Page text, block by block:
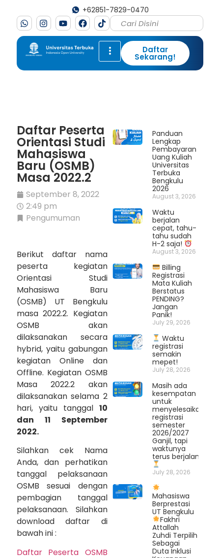
+62851-7829-0470
Daftar
Sekarang!
Daftar Peserta
Orientasi Studi
Mahasiswa
Baru (OSMB)
Masa 2022.2
September 8, 2022
2:49 pm
Pengumuman
Berikut daftar nama
peserta kegiatan
Orientasi Studi
Mahasiswa Baru
(OSMB) UT Bengkulu
masa 2022.2. Kegiatan
OSMB akan
dilaksanakan secara
hybrid, yaitu gabungan
kegiatan Online dan
Offline. Kegiatan OSMB
Masa 2022.2 akan
dilaksanakan selama 2
hari, yaitu tanggal 10
dan 11 September
2022.
Silahkan cek Nama
Anda, dan perhatikan
tanggal pelaksanaan
OSMB sesuai dengan
pembagian tanggal
pelaksanaan. Silahkan
download daftar di
bawah ini :
Daftar Peserta OSMB
Panduan
Lengkap
Pembayaran
Uang Kuliah
Universitas
Terbuka
Bengkulu
2026
August 3, 2026
Waktu
berjalan
cepat, tahu-
tahu sudah
H-2 saja!
August 3, 2026
Billing
Registrasi
Mata Kuliah
Berstatus
PENDING?
Jangan
Panik!
July 29, 2026
Waktu
registrasi
semakin
mepet!
July 28, 2026
Masih ada
kesempatan
untuk
menyelesaikan
registrasi
semester
2026/2027
Ganjil, tapi
waktunya
terus berjalan.
July 28, 2026
Mahasiswa
Berprestasi
UT Bengkulu
Fakhri
Attallah
Zuhdi Terpilih
Sebagai
Duta Inklusi